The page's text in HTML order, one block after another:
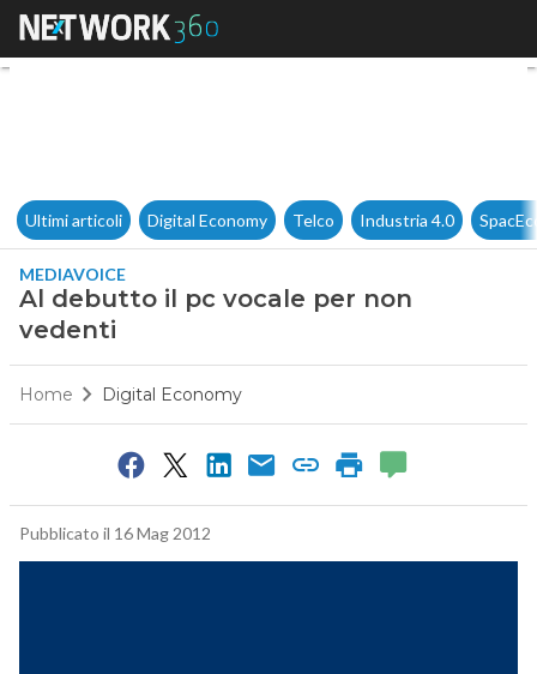
Al debutto il pc vocale per
Ultimi articoli Digital Economy Telco Industria 4.0
MEDIAVOICE
Al debutto il pc vocale per non
vedenti
Home Digital Economy
Pubblicato il 16 Mag 2012